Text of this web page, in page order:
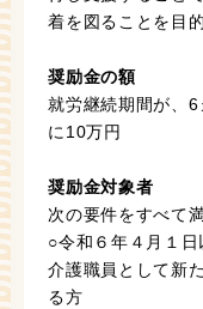
着を図ることを目
奨励金の額
就労継続期間が、
に10万円
奨励金対象者
次の要件をすべて
○令和６年４月１
介護職員として新
る方